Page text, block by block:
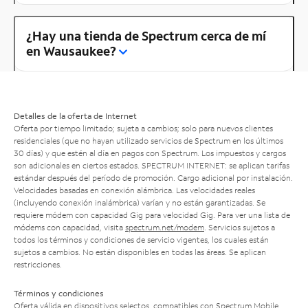
¿Hay una tienda de Spectrum cerca de mí
en Wausaukee?
Detalles de la oferta de Internet
Oferta por tiempo limitado; sujeta a cambios; solo para nuevos clientes
residenciales (que no hayan utilizado servicios de Spectrum en los últimos
30 días) y que estén al día en pagos con Spectrum. Los impuestos y cargos
son adicionales en ciertos estados. SPECTRUM INTERNET: se aplican tarifas
estándar después del período de promoción. Cargo adicional por instalación.
Velocidades basadas en conexión alámbrica. Las velocidades reales
(incluyendo conexión inalámbrica) varían y no están garantizadas. Se
requiere módem con capacidad Gig para velocidad Gig. Para ver una lista de
módems con capacidad, visita spectrum.net/modem . Servicios sujetos a
todos los términos y condiciones de servicio vigentes, los cuales están
sujetos a cambios. No están disponibles en todas las áreas. Se aplican
restricciones.
Términos y condiciones
Oferta válida en dispositivos selectos, compatibles con Spectrum Mobile.